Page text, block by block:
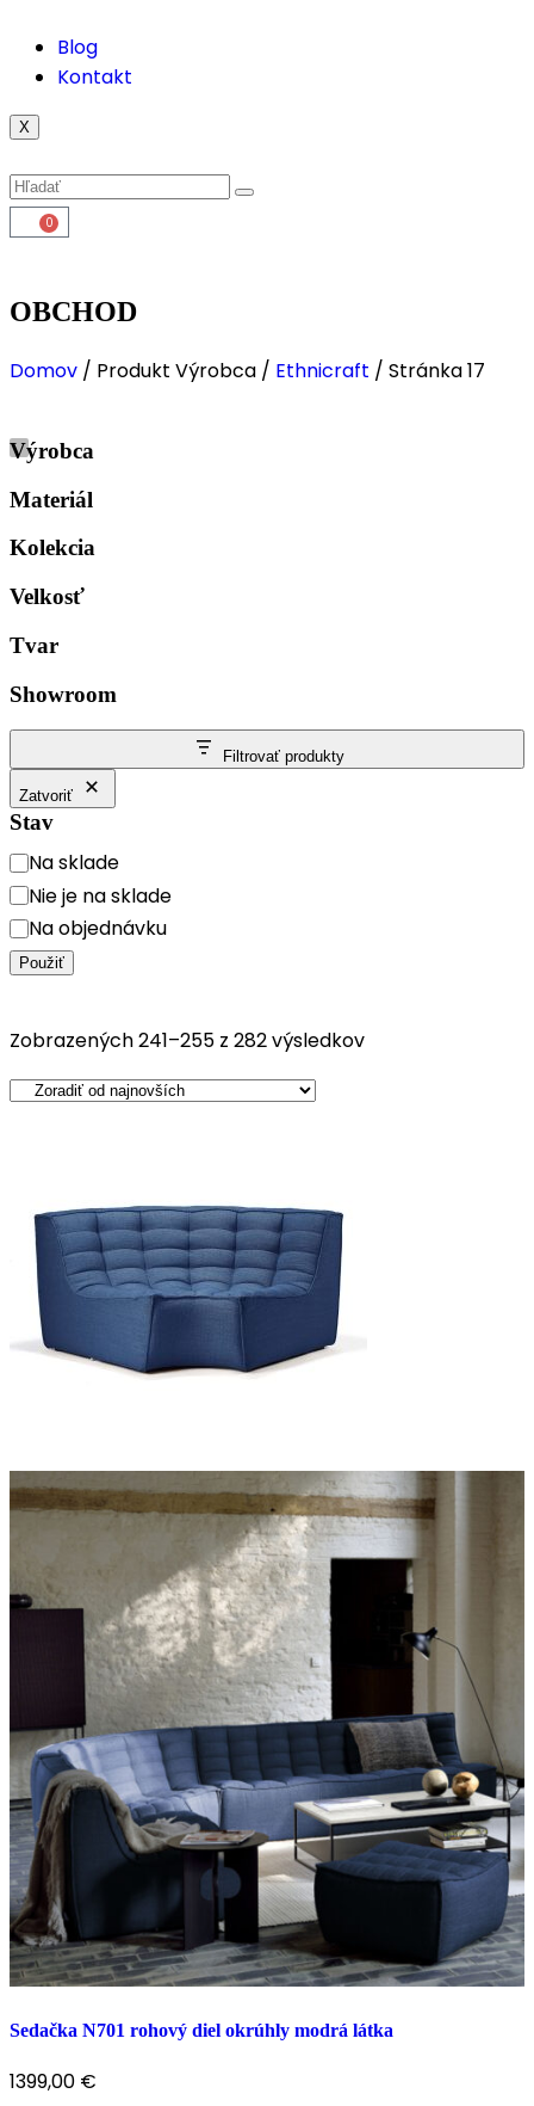
Blog
Kontakt
X
0
OBCHOD
Domov / Produkt Výrobca / Ethnicraft / Stránka 17
Výrobca
Materiál
Kolekcia
Velkosť
Tvar
Showroom
Filtrovať produkty
Zatvoriť
Stav
Na sklade
Nie je na sklade
Na objednávku
Použiť
Zobrazených 241–255 z 282 výsledkov
Sedačka N701 rohový diel okrúhly modrá látka
1399,00 €